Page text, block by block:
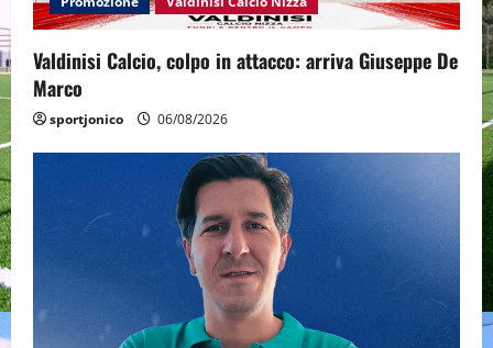
Valdinisi Calcio, colpo in attacco: arriva Giuseppe De
Marco
sportjonico 06/08/2026